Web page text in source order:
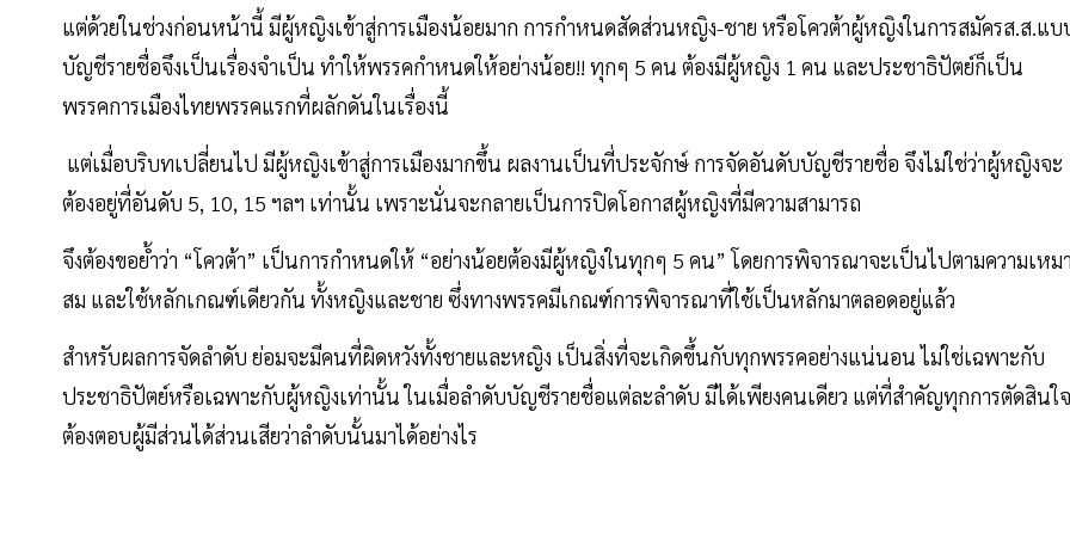
แต่ด้วยในช่วงก่อนหน้านี้ มีผู้หญิงเข้าสู่การเมืองน้อยมาก การกำหนดสัดส่วนหญิง-ชาย หรือโควต้าผู้หญิงในการสมัครส.ส.แบ
บัญชีรายชื่อจึงเป็นเรื่องจำเป็น ทำให้พรรคกำหนดให้อย่างน้อย!! ทุกๆ 5 คน ต้องมีผู้หญิง 1 คน และประชาธิปัตย์ก็เป็น
พรรคการเมืองไทยพรรคแรกที่ผลักดันในเรื่องนี้
แต่เมื่อบริบทเปลี่ยนไป มีผู้หญิงเข้าสู่การเมืองมากขึ้น ผลงานเป็นที่ประจักษ์ การจัดอันดับบัญชีรายชื่อ จึงไม่ใช่ว่าผู้หญิงจะ
ต้องอยู่ที่อันดับ 5, 10, 15 ฯลฯ เท่านั้น เพราะนั่นจะกลายเป็นการปิดโอกาสผู้หญิงที่มีความสามารถ
จึงต้องขอย้ำว่า “โควต้า” เป็นการกำหนดให้ “อย่างน้อยต้องมีผู้หญิงในทุกๆ 5 คน” โดยการพิจารณาจะเป็นไปตามความเหม
สม และใช้หลักเกณฑ์เดียวกัน ทั้งหญิงและชาย ซึ่งทางพรรคมีเกณฑ์การพิจารณาที่ใช้เป็นหลักมาตลอดอยู่แล้ว
สำหรับผลการจัดลำดับ ย่อมจะมีคนที่ผิดหวังทั้งชายและหญิง เป็นสิ่งที่จะเกิดขึ้นกับทุกพรรคอย่างแน่นอน ไม่ใช่เฉพาะกับ
ประชาธิปัตย์หรือเฉพาะกับผู้หญิงเท่านั้น ในเมื่อลำดับบัญชีรายชื่อแต่ละลำดับ มีได้เพียงคนเดียว แต่ที่สำคัญทุกการตัดสินใจ
ต้องตอบผู้มีส่วนได้ส่วนเสียว่าลำดับนั้นมาได้อย่างไร